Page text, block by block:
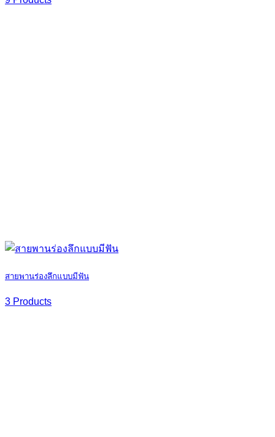
สายพานร่องลึกแบบมีฟัน
3 Products